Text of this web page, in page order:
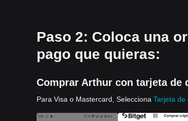
Paso 2: Coloca una
pago que quieras:
Comprar Arthur con tarjeta de
Para Visa o Mastercard, Selecciona Tarjeta de